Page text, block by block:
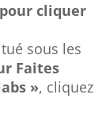
cliquer
sous les
Faites
», cliquez